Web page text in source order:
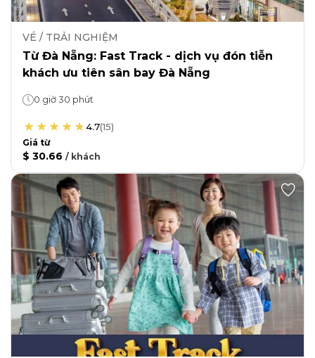
VÉ / TRẢI NGHIỆM
Từ Đà Nẵng: Fast Track - dịch vụ đón tiễn
khách ưu tiên sân bay Đà Nẵng
0 giờ 30 phút
4.7(15)
Giá từ
$ 30.66 / khách